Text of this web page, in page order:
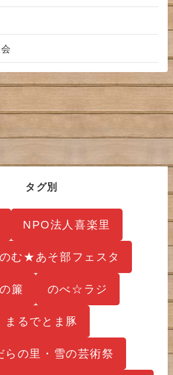
タグ別
NPO法人喜楽里
む★あそ部フェスタ
簾 のべ☆ラジ
まるでとま豚
らの里・雪の芸術祭